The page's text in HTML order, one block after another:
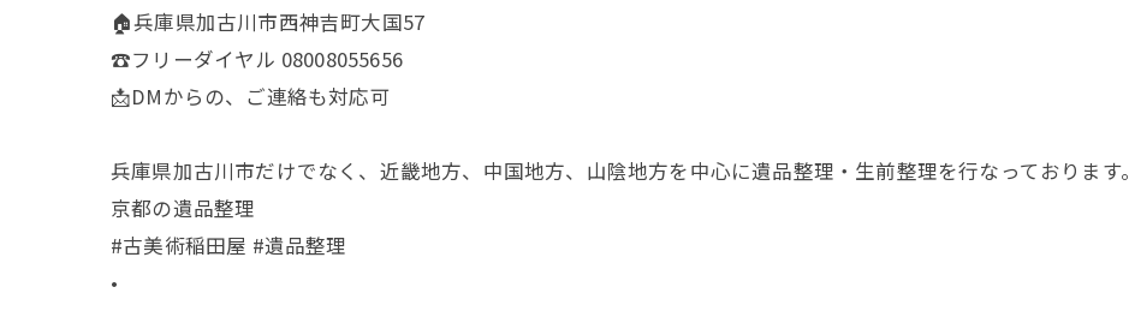
🏠兵庫県加古川市西神吉町大国57
☎️フリーダイヤル 08008055656
📩DMからの、ご連絡も対応可
兵庫県加古川市だけでなく、近畿地方、中国地方、山陰地方を中心に遺品整理・生前整理を行なっております。
京都の遺品整理
#古美術稲田屋 #遺品整理
•